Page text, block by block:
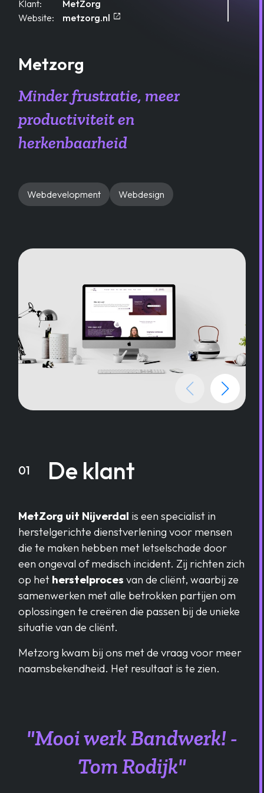
Klant:
MetZorg
Website:
metzorg.nl open_in_new
Metzorg
Minder frustratie, meer
productiviteit en
herkenbaarheid
Webdevelopment Webdesign
01 De klant
MetZorg uit Nijverdal is een specialist in
herstelgerichte dienstverlening voor mensen
die te maken hebben met letselschade door
een ongeval of medisch incident. Zij richten zich
op het herstelproces van de cliënt, waarbij ze
samenwerken met alle betrokken partijen om
oplossingen te creëren die passen bij de unieke
situatie van de cliënt.
Metzorg kwam bij ons met de vraag voor meer
naamsbekendheid. Het resultaat is te zien.
"Mooi werk Bandwerk! -
Tom Rodijk"